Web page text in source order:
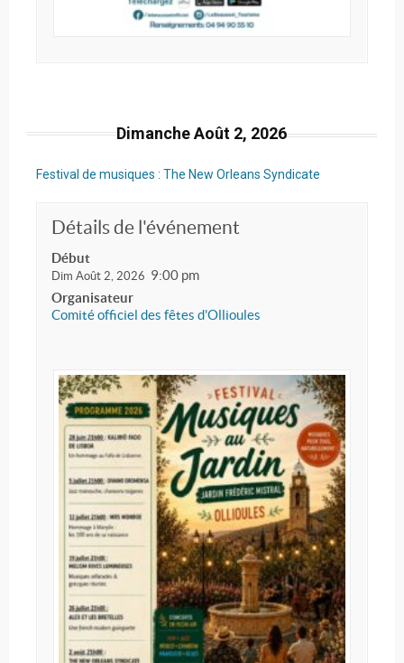
Dimanche Août 2, 2026
Festival de musiques : The New Orleans Syndicate
Détails de l'événement
Début
Dim Août 2, 2026 9:00 pm
Organisateur
Comité officiel des fêtes d'Ollioules